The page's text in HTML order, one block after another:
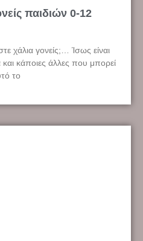
παιδιών 0-12
χάλια γονείς;… Ίσως είναι
κάποιες άλλες που μπορεί
το